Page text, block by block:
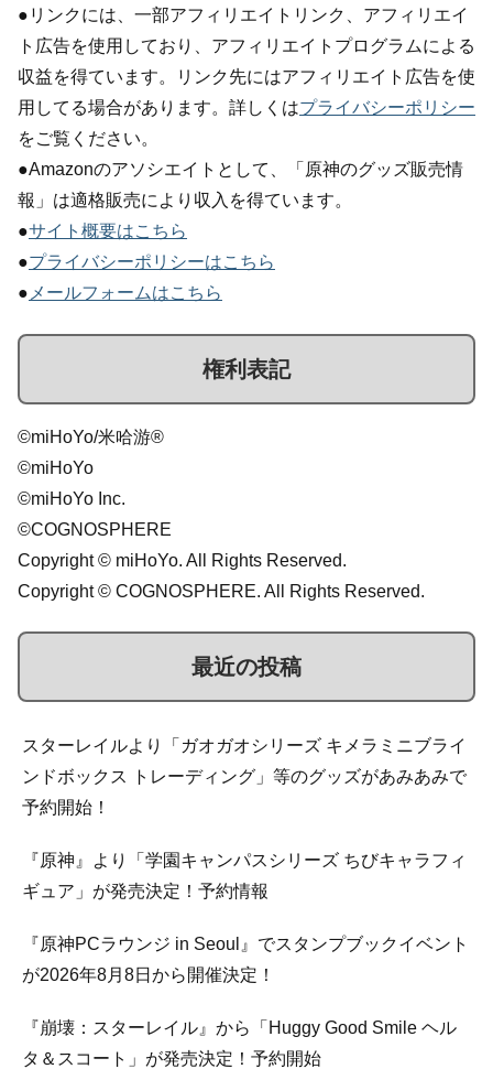
●リンクには、一部アフィリエイトリンク、アフィリエイ
ト広告を使用しており、アフィリエイトプログラムによる
収益を得ています。リンク先にはアフィリエイト広告を使
用してる場合があります。詳しくはプライバシーポリシー
をご覧ください。
●Amazonのアソシエイトとして、「原神のグッズ販売情
報」は適格販売により収入を得ています。
●サイト概要はこちら
●プライバシーポリシーはこちら
● メールフォームはこちら
権利表記
©miHoYo/米哈游®
©miHoYo
©miHoYo Inc.
©COGNOSPHERE
Copyright © miHoYo. All Rights Reserved.
Copyright © COGNOSPHERE. All Rights Reserved.
最近の投稿
スターレイルより「ガオガオシリーズ キメラミニブライ
ンドボックス トレーディング」等のグッズがあみあみで
予約開始！
『原神』より「学園キャンパスシリーズ ちびキャラフィ
ギュア」が発売決定！予約情報
『原神PCラウンジ in Seoul』でスタンプブックイベント
が2026年8月8日から開催決定！
『崩壊：スターレイル』から「Huggy Good Smile ヘル
タ＆スコート」が発売決定！予約開始